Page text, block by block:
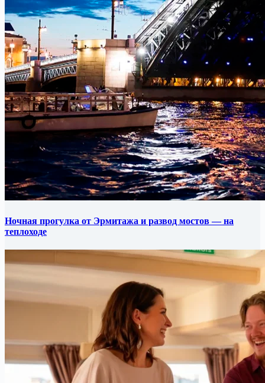
Ночная прогулка от Эрмитажа и развод мостов — на
теплоходе